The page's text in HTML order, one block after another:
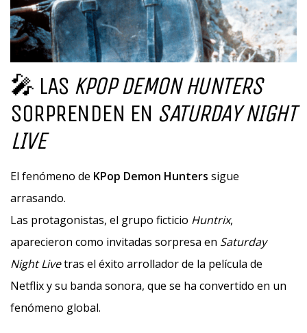
🎤 LAS KPOP DEMON HUNTERS
SORPRENDEN EN SATURDAY NIGHT
LIVE
El fenómeno de KPop Demon Hunters sigue
arrasando.
Las protagonistas, el grupo ficticio Huntrix,
aparecieron como invitadas sorpresa en Saturday
Night Livetras el éxito arrollador de la película de
Netflix y su banda sonora, que se ha convertido en un
fenómeno global.